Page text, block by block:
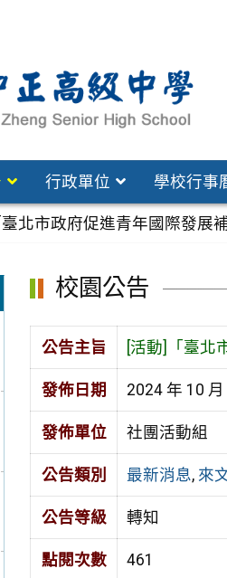
行政單位 學校行事
臺北市政府促進青年國際發展
校園公告
公告主旨 [活動]「臺北
發佈日期 2024 年 10 月
發佈單位 社團活動組
公告類別 最新消息, 來
公告等級 轉知
點閱次數 461